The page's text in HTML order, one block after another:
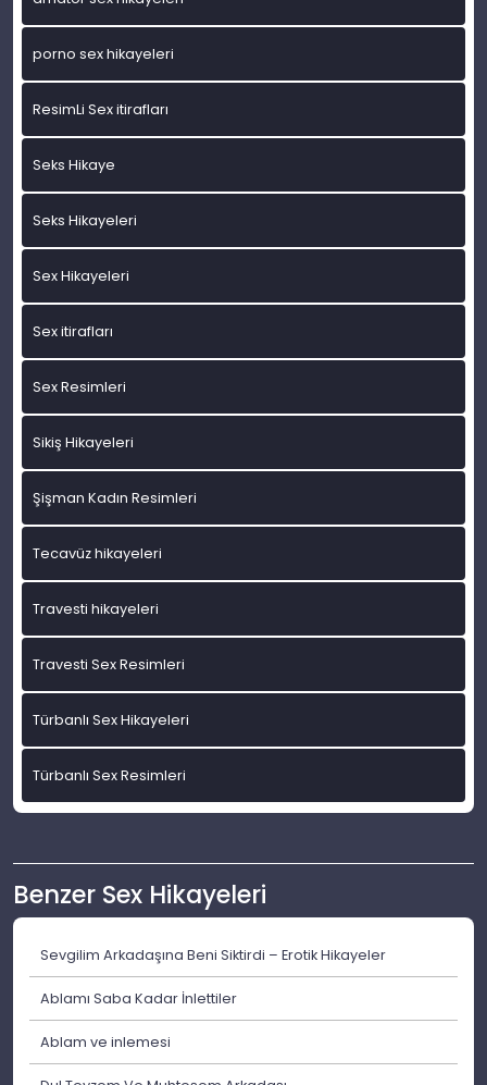
porno sex hikayeleri
ResimLi Sex itirafları
Seks Hikaye
Seks Hikayeleri
Sex Hikayeleri
Sex itirafları
Sex Resimleri
Sikiş Hikayeleri
Şişman Kadın Resimleri
Tecavüz hikayeleri
Travesti hikayeleri
Travesti Sex Resimleri
Türbanlı Sex Hikayeleri
Türbanlı Sex Resimleri
Benzer Sex Hikayeleri
Sevgilim Arkadaşına Beni Siktirdi – Erotik Hikayeler
Ablamı Saba Kadar İnlettiler
Ablam ve inlemesi